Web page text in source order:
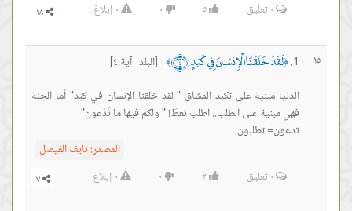
٠تعليق ٥ ٠ ٠ إبلاغ
١٥ ﴿لَقَدْ خَلَقْنَا الْإِنسَانَ فِي كَبَدٍ ﴿٤﴾ ﴾
[البلد آية:٤]
الدنيا مبنية على تكبد المشاق " لقد خلقنا الإنسان في كبد" أما الجنة
تدعون= تطلبون
المصدر:نايف الفيصل
٠تعليق ٢ ٠ ٠ إبلاغ